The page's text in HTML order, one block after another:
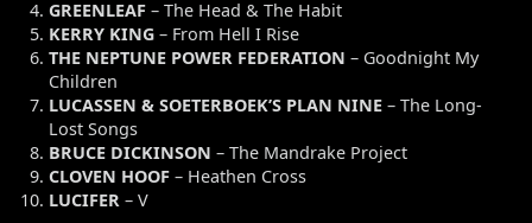
GREENLEAF – The Head & The Habit
KERRY KING – From Hell I Rise
THE NEPTUNE POWER FEDERATION – Goodnight My
Children
LUCASSEN & SOETERBOEK’S PLAN NINE – The Long-
Lost Songs
BRUCE DICKINSON – The Mandrake Project
CLOVEN HOOF – Heathen Cross
LUCIFER – V